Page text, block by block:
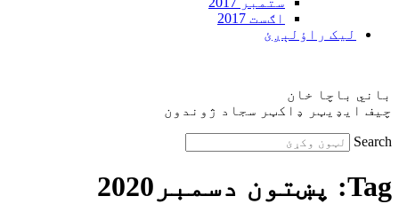
اګست 2017
ليک راؤلېږئ
باني باچا خان
چيف ايډيټر ډاکټر سجاد ژوندون
Search
Tag: پښتون دسمبر2020